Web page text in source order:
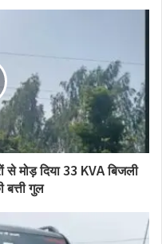
मोड़ दिया 33 KVA बिजली
बत्ती गुल